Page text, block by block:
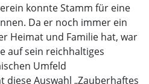
konnte Stamm für eine
Da er noch immer ein
Heimat und Familie hat, war
auf sein reichhaltiges
Umfeld
diese Auswahl „Zauberhaftes